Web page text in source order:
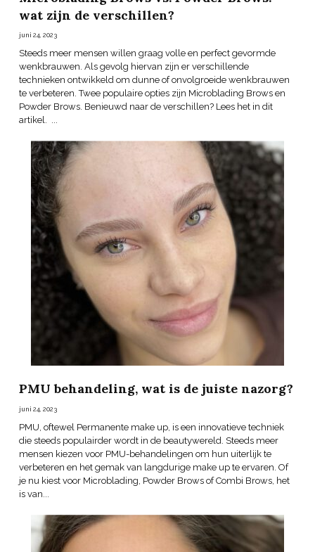
wat zijn de verschillen?
juni 24, 2023
Steeds meer mensen willen graag volle en perfect gevormde
wenkbrauwen. Als gevolg hiervan zijn er verschillende
technieken ontwikkeld om dunne of onvolgroeide wenkbrauwen
te verbeteren. Twee populaire opties zijn Microblading Brows en
Powder Brows. Benieuwd naar de verschillen? Lees het in dit
artikel. ...
PMU behandeling, wat is de juiste nazorg?
juni 24, 2023
PMU, oftewel Permanente make up, is een innovatieve techniek
die steeds populairder wordt in de beautywereld. Steeds meer
mensen kiezen voor PMU-behandelingen om hun uiterlijk te
verbeteren en het gemak van langdurige make up te ervaren. Of
je nu kiest voor Microblading, Powder Brows of Combi Brows, het
is van...